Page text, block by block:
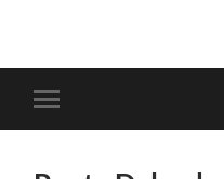
Toggle
mobile